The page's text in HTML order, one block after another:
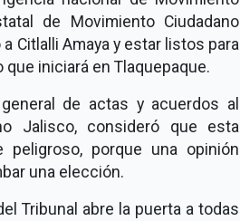
de Movimiento Ciudadano
Citlalli Amaya y estar listos para
iniciará en Tlaquepaque.
de actas y acuerdos al
Jalisco, consideró que esta
porque una opinión
una elección.
Tribunal abre la puerta a todas